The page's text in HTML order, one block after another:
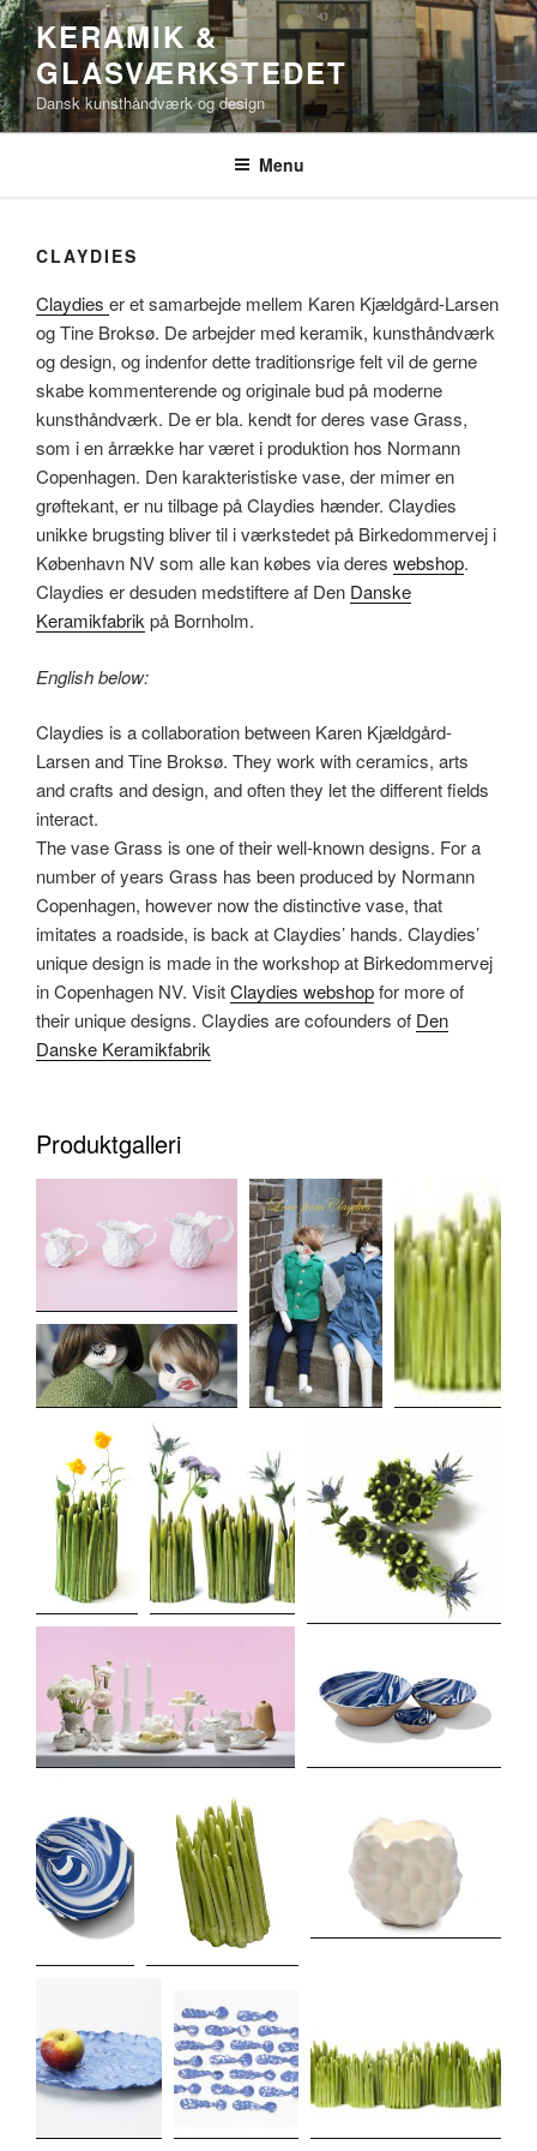
Skip
to
content
KERAMIK &
GLASVÆRKSTEDET
Dansk kunsthåndværk og design
Menu
CLAYDIES
Claydies er et samarbejde mellem Karen Kjældgård-Larsen
og Tine Broksø. De arbejder med keramik, kunsthåndværk
og design, og indenfor dette traditionsrige felt vil de gerne
skabe kommenterende og originale bud på moderne
kunsthåndværk. De er bla. kendt for deres vase Grass,
som i en årrække har været i produktion hos Normann
Copenhagen. Den karakteristiske vase, der mimer en
grøftekant, er nu tilbage på Claydies hænder. Claydies
unikke brugsting bliver til i værkstedet på Birkedommervej i
København NV som alle kan købes via deres webshop.
Claydies er desuden medstiftere af Den Danske
Keramikfabrik på Bornholm.
English below:
Claydies is a collaboration between Karen Kjældgård-
Larsen and Tine Broksø. They work with ceramics, arts
and crafts and design, and often they let the different fields
interact.
The vase Grass is one of their well-known designs. For a
number of years Grass has been produced by Normann
Copenhagen, however now the distinctive vase, that
imitates a roadside, is back at Claydies’ hands. Claydies’
unique design is made in the workshop at Birkedommervej
in Copenhagen NV. VisitClaydies webshopfor more of
their unique designs. Claydies are cofounders of Den
Danske Keramikfabrik
Produktgalleri